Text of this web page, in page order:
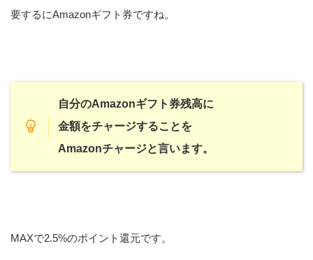
要するにAmazonギフト券ですね。
自分のAmazonギフト券残高に
金額をチャージすることを
Amazonチャージと言います。
MAXで2.5%のポイント還元です。